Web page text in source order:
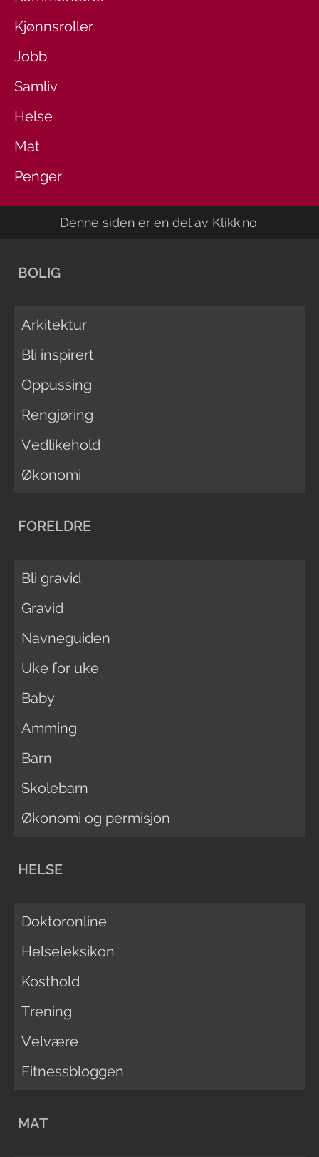
Kjønnsroller
Jobb
Samliv
Helse
Mat
Penger
Denne siden er en del av Klikk.no.
BOLIG
Arkitektur
Bli inspirert
Oppussing
Rengjøring
Vedlikehold
Økonomi
FORELDRE
Bli gravid
Gravid
Navneguiden
Uke for uke
Baby
Amming
Barn
Skolebarn
Økonomi og permisjon
HELSE
Doktoronline
Helseleksikon
Kosthold
Trening
Velvære
Fitnessbloggen
MAT